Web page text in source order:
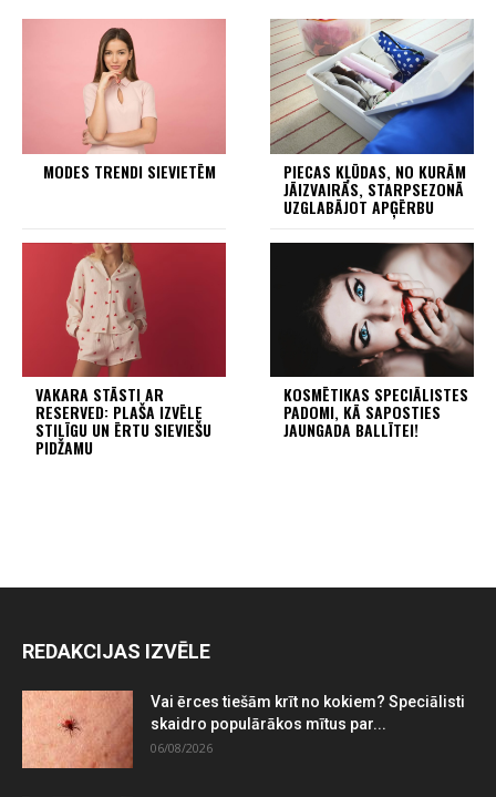
MODES TRENDI SIEVIETĒM PIECAS KĻŪDAS, NO KURĀM
JĀIZVAIRĀS, STARPSEZONĀ
UZGLABĀJOT APĢĒRBU
VAKARA STĀSTI AR
RESERVED: PLAŠA IZVĒLE
STILĪGU UN ĒRTU SIEVIEŠU
PIDŽAMU
KOSMĒTIKAS SPECIĀLISTES
PADOMI, KĀ SAPOSTIES
JAUNGADA BALLĪTEI!
REDAKCIJAS IZVĒLE
Vai ērces tiešām krīt no kokiem? Speciālisti
skaidro populārākos mītus par...
06/08/2026